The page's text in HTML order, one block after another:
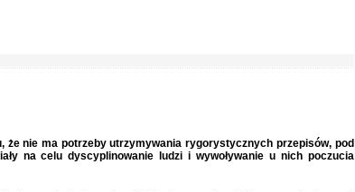
że nie ma potrzeby utrzymywania rygorystycznych przepisów, pod
na celu dyscyplinowanie ludzi i wywoływanie u nich poczucia